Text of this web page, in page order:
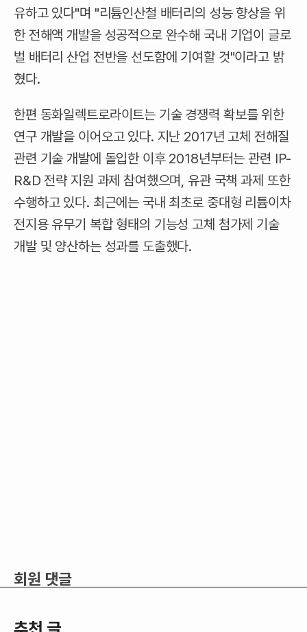
유하고 있다"며 "리튬인산철 배터리의 성능 향상을 위
한 전해액 개발을 성공적으로 완수해 국내 기업이 글로
벌 배터리 산업 전반을 선도함에 기여할 것"이라고 밝
혔다.
한편 동화일렉트로라이트는 기술 경쟁력 확보를 위한
연구 개발을 이어오고 있다. 지난 2017년 고체 전해질
관련 기술 개발에 돌입한 이후 2018년부터는 관련 IP-
R&D 전략 지원 과제 참여했으며, 유관 국책 과제 또한
수행하고 있다. 최근에는 국내 최초로 중대형 리튬이차
전지용 유무기 복합 형태의 기능성 고체 첨가제 기술
개발 및 양산하는 성과를 도출했다.
회원 댓글